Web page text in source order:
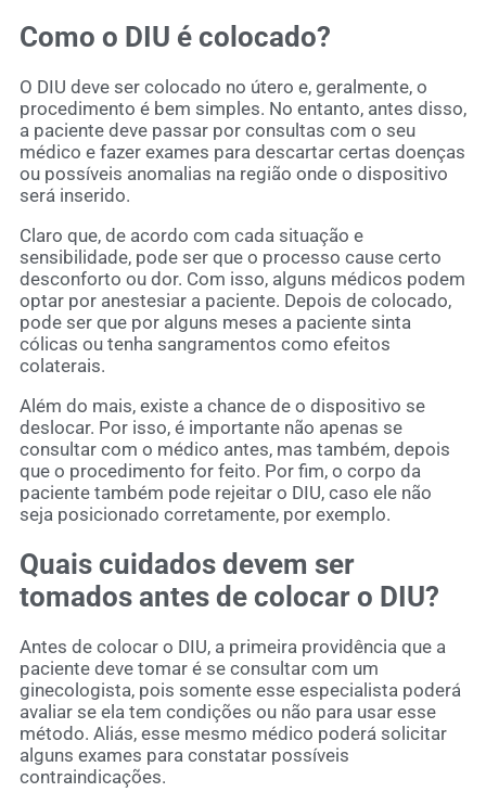
Como o DIU é colocado?
O DIU deve ser colocado no útero e, geralmente, o
procedimento é bem simples. No entanto, antes disso,
a paciente deve passar por consultas com o seu
médico e fazer exames para descartar certas doenças
ou possíveis anomalias na região onde o dispositivo
será inserido.
Claro que, de acordo com cada situação e
sensibilidade, pode ser que o processo cause certo
desconforto ou dor. Com isso, alguns médicos podem
optar por anestesiar a paciente. Depois de colocado,
pode ser que por alguns meses a paciente sinta
cólicas ou tenha sangramentos como efeitos
colaterais.
Além do mais, existe a chance de o dispositivo se
deslocar. Por isso, é importante não apenas se
consultar com o médico antes, mas também, depois
que o procedimento for feito. Por fim, o corpo da
paciente também pode rejeitar o DIU, caso ele não
seja posicionado corretamente, por exemplo.
Quais cuidados devem ser
tomados antes de colocar o DIU?
Antes de colocar o DIU, a primeira providência que a
paciente deve tomar é se consultar com um
ginecologista, pois somente esse especialista poderá
avaliar se ela tem condições ou não para usar esse
método. Aliás, esse mesmo médico poderá solicitar
alguns exames para constatar possíveis
contraindicações.